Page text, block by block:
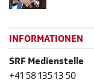
INFORMATIONEN
SRF Medienstelle
+41 58 135 13 50